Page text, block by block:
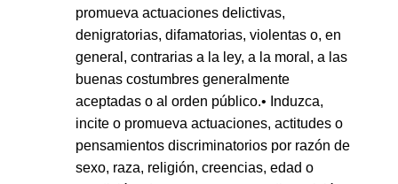
promueva actuaciones delictivas,
denigratorias, difamatorias, violentas o, en
general, contrarias a la ley, a la moral, a las
buenas costumbres generalmente
aceptadas o al orden público.• Induzca,
incite o promueva actuaciones, actitudes o
pensamientos discriminatorios por razón de
sexo, raza, religión, creencias, edad o